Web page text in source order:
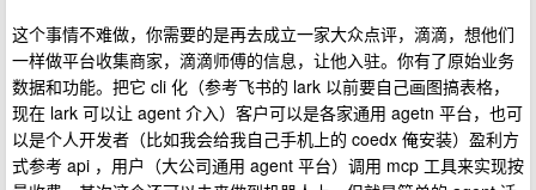
这个事情不难做，你需要的是再去成立一家大众点评，滴滴，想他们
一样做平台收集商家，滴滴师傅的信息，让他入驻。你有了原始业务
数据和功能。把它 cli 化（参考飞书的 lark 以前要自己画图搞表格，
现在 lark 可以让 agent 介入）客户可以是各家通用 agetn 平台，也可
以是个人开发者（比如我会给我自己手机上的 coedx 俺安装）盈利方
式参考 api ，用户（大公司通用 agent 平台）调用 mcp 工具来实现按